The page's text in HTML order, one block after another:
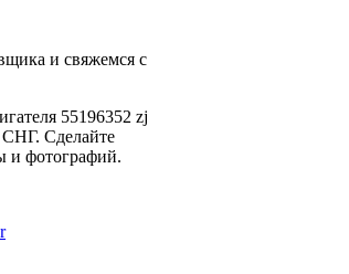
и свяжемся с
55196352 zj
СНГ. Сделайте
и фотографий.